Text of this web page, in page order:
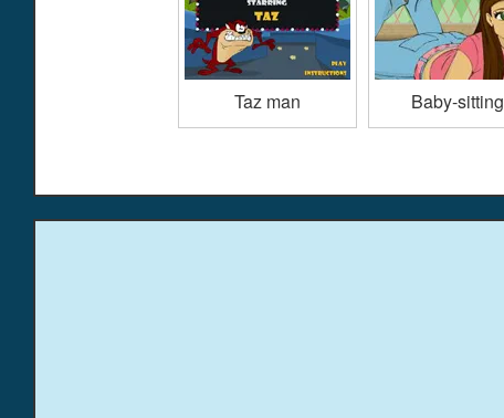
Taz man Baby-sitting